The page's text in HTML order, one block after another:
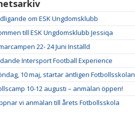
om ESK Ungdomsklubb
till ESK Ungdomsklubb Jessiqa
22- 24 Juni Inställd
Intersport Football Experience
10 maj, startar äntligen Fotbollsskolan
10-12 augusti – anmälan öppen!
vi anmälan till årets Fotbollsskola